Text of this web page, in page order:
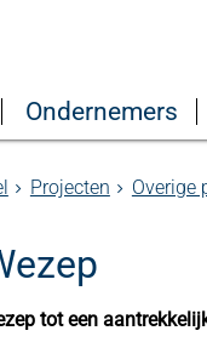
Ondernemers
Projecten Overige
tot een